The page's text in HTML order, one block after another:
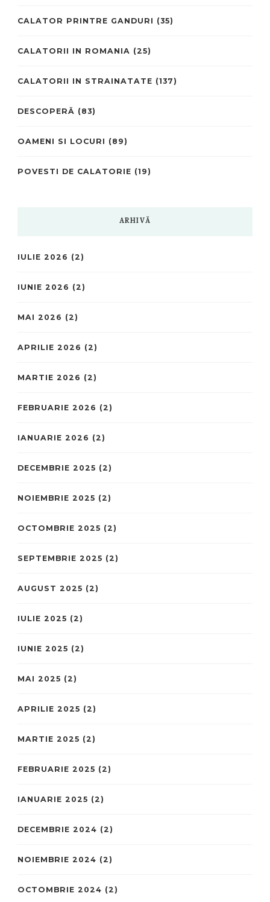
CALATOR PRINTRE GANDURI (35)
CALATORII IN ROMANIA (25)
CALATORII IN STRAINATATE (137)
DESCOPERĂ (83)
OAMENI SI LOCURI (89)
POVESTI DE CALATORIE (19)
ARHIVĂ
IULIE 2026 (2)
IUNIE 2026 (2)
MAI 2026 (2)
APRILIE 2026 (2)
MARTIE 2026 (2)
FEBRUARIE 2026 (2)
IANUARIE 2026 (2)
DECEMBRIE 2025 (2)
NOIEMBRIE 2025 (2)
OCTOMBRIE 2025 (2)
SEPTEMBRIE 2025 (2)
AUGUST 2025 (2)
IULIE 2025 (2)
IUNIE 2025 (2)
MAI 2025 (2)
APRILIE 2025 (2)
MARTIE 2025 (2)
FEBRUARIE 2025 (2)
IANUARIE 2025 (2)
DECEMBRIE 2024 (2)
NOIEMBRIE 2024 (2)
OCTOMBRIE 2024 (2)